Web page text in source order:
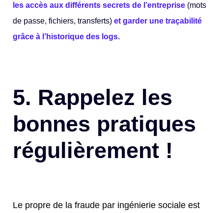
les accès aux différents secrets de l’entreprise (mots
de passe, fichiers, transferts)et garder une traçabilité
grâce à l’historique des logs.
5. Rappelez les
bonnes pratiques
régulièrement !
Le propre de la fraude par ingénierie sociale est